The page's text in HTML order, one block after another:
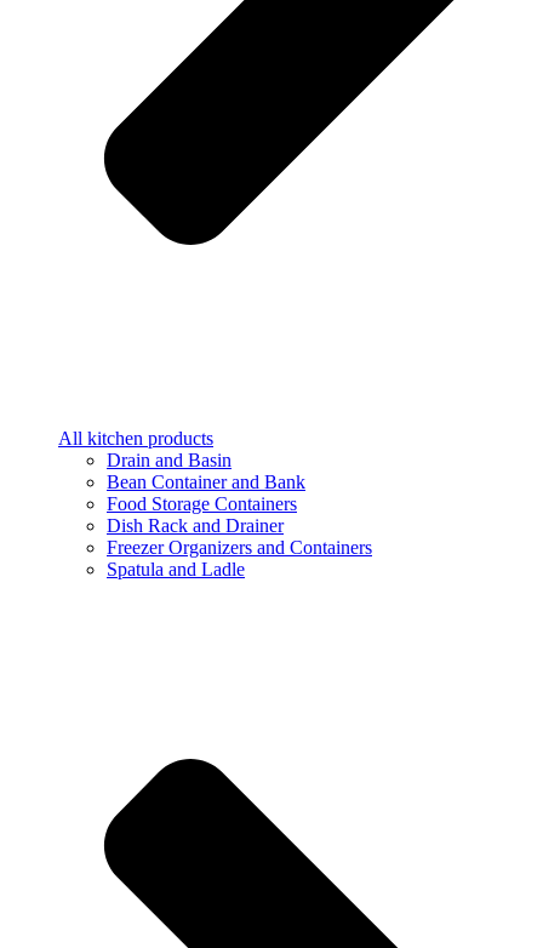
All kitchen products
Drain and Basin
Bean Container and Bank
Food Storage Containers
Dish Rack and Drainer
Freezer Organizers and Containers
Spatula and Ladle